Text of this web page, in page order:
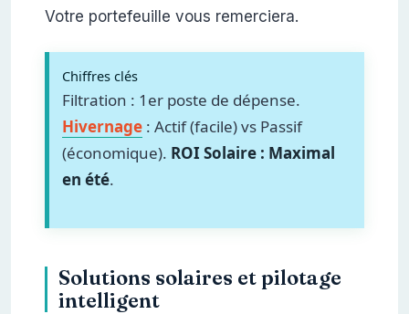
Votre portefeuille vous remerciera.
Chiffres clés
Filtration : 1er poste de dépense.
Hivernage : Actif (facile) vs Passif
(économique). ROI Solaire : Maximal
en été.
Solutions solaires et pilotage
intelligent